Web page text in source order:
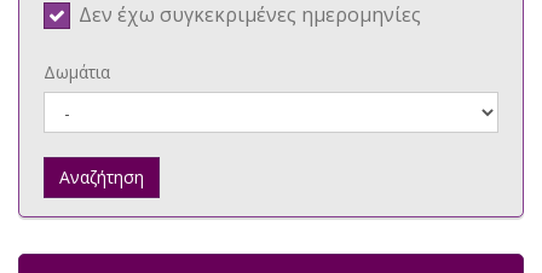
Δεν έχω συγκεκριμένες ημερομηνίες
Δωμάτια
Αναζήτηση